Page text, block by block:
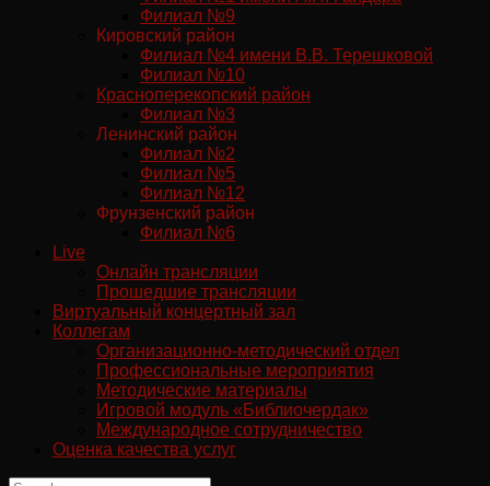
Филиал №9
Кировский район
Филиал №4 имени В.В. Терешковой
Филиал №10
Красноперекопский район
Филиал №3
Ленинский район
Филиал №2
Филиал №5
Филиал №12
Фрунзенский район
Филиал №6
Live
Онлайн трансляции
Прошедшие трансляции
Виртуальный концертный зал
Коллегам
Организационно-методический отдел
Профессиональные мероприятия
Методические материалы
Игровой модуль «Библиочердак»
Международное сотрудничество
Оценка качества услуг